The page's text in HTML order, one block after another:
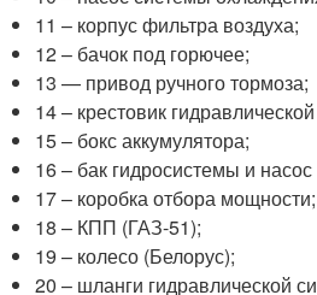
11 – корпус фильтра воздуха;
12 – бачок под горючее;
13 — привод ручного тормоза;
14 – крестовик
15 – бокс аккумулятора;
16 – бак гидросистемы и
17 – коробка отбора мощности;
18 – КПП (ГАЗ-51);
19 – колесо (Белорус);
20 – шланги гидравлической